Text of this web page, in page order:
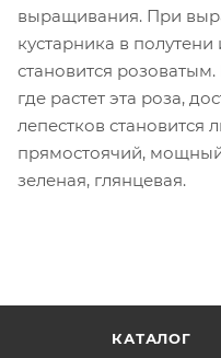
выращивания. При
кустарника в
становится
где растет эта роза,
лепестков становится
прямостоячий,
зеленая, глянцевая.
КАТАЛОГ